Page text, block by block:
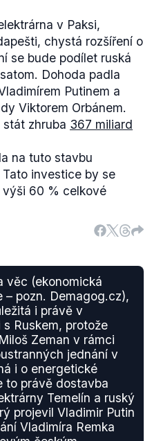
k níž došlo
v roce1968, patřilo
atletů, kteří tak
Afroameričanů ve
her, do nichž zasáhla
Mnichov1972,
palestinský konflikt.
bylo
celkem 11
výpravy.
pod olympijskou
své země.
v roce
„Moskva vrací úder“.
hrách a následně se
včetně
, které vyvolaly ostré
v Pekingu v roce2008
především nevládní
v Paksi,
chystá rozšíření o
se bude podílet ruská
Dohoda padla
Putinem a
Viktorem Orbánem.
zhruba 367 miliard
na tuto stavbu
investice by se
výši 60 % celkové
věc (ekonomická
– pozn. Demagog.cz),
i právě v
Ruskem, protože
Zeman v rámci
jednání v
i o energetické
to právě dostavba
Temelín a ruský
projevil Vladimir Putin
Vladimíra Remka